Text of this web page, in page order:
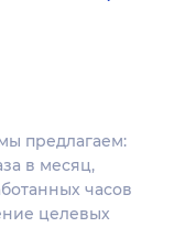
предлагаем:
в месяц,
часов
целевых